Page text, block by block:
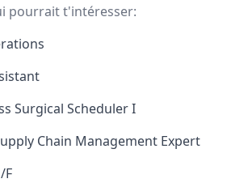
pourrait t'intéresser:
Surgical Scheduler I
Chain Management Expert
F